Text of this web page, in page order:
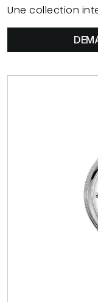
Une collection